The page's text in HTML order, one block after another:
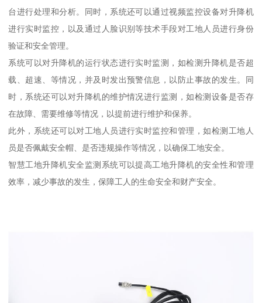
台进行处理和分析。同时，系统还可以通过视频监控设备对升降机
进行实时监控，以及通过人脸识别等技术手段对工地人员进行身份
验证和安全管理。
系统可以对升降机的运行状态进行实时监测，如检测升降机是否超
载、超速、等情况，并及时发出预警信息，以防止事故的发生。同
时，系统还可以对升降机的维护情况进行监测，如检测设备是否存
在故障、需要维修等情况，以提前进行维护和保养。
此外，系统还可以对工地人员进行实时监控和管理，如检测工地人
员是否佩戴安全帽、是否违规操作等情况，以确保工地安全。
智慧工地升降机安全监测系统可以提高工地升降机的安全性和管理
效率，减少事故的发生，保障工人的生命安全和财产安全。